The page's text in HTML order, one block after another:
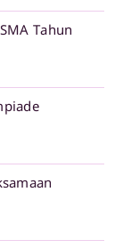
Tahun